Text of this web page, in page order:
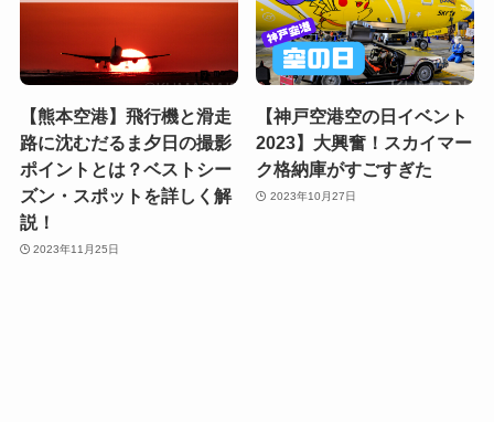
【熊本空港】飛行機と滑走
路に沈むだるま夕日の撮影
ポイントとは？ベストシー
ズン・スポットを詳しく解
説！
2023年11月25日
【神戸空港空の日イベント
2023】大興奮！スカイマー
ク格納庫がすごすぎた
2023年10月27日